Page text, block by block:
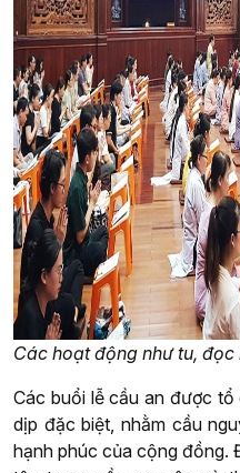
Các hoạt động như tu, đọc
Các buổi lễ cầu an được
dịp đặc biệt, nhằm cầu
hạnh phúc của cộng đồng.